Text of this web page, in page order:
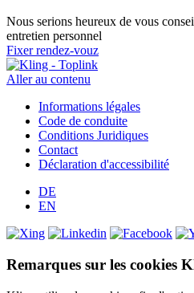
Nous serions heureux de vous
entretien personnel
Fixer rendez-vouz
Aller au contenu
Informations légales
Code de conduite
Conditions Juridiques
Contact
Déclaration d'accessibilité
DE
EN
Remarques sur les cookies